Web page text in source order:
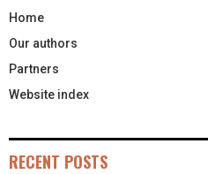
Home
Our authors
Partners
Website index
RECENT POSTS